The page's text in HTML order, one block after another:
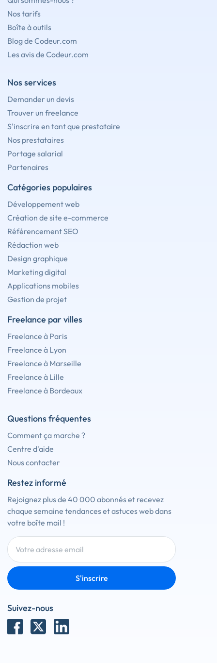
Nos tarifs
Boîte à outils
Blog de Codeur.com
Les avis de Codeur.com
Nos services
Demander un devis
Trouver un freelance
S'inscrire en tant que prestataire
Nos prestataires
Portage salarial
Partenaires
Catégories populaires
Développement web
Création de site e-commerce
Référencement SEO
Rédaction web
Design graphique
Marketing digital
Applications mobiles
Gestion de projet
Freelance par villes
Freelance à Paris
Freelance à Lyon
Freelance à Marseille
Freelance à Lille
Freelance à Bordeaux
Questions fréquentes
Comment ça marche ?
Centre d'aide
Nous contacter
Restez informé
Rejoignez plus de 40 000 abonnés et recevez
chaque semaine tendances et astuces web dans
votre boîte mail !
S'inscrire
Suivez-nous